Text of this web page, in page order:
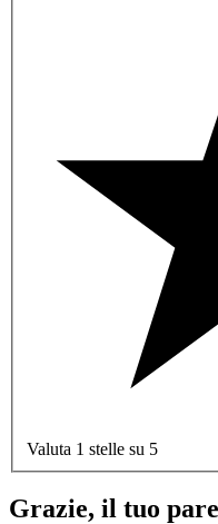
Valuta 1 stelle su 5
Grazie, il tuo